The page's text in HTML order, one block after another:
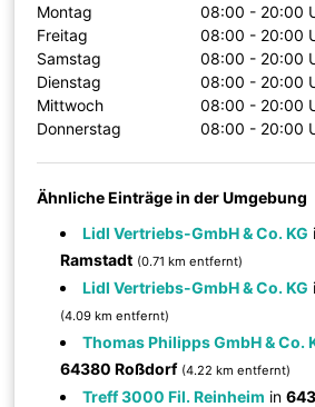
Montag
08:00 - 20:00
Freitag
08:00 - 20:00
Samstag
08:00 - 20:00
Dienstag
08:00 - 20:00
Mittwoch
08:00 - 20:00
Donnerstag
08:00 - 20:00
Ähnliche Einträge in der Umgebung
Lidl Vertriebs-GmbH & Co. KG
Ramstadt (0.71 km entfernt)
Lidl Vertriebs-GmbH & Co. KG
(4.09 km entfernt)
Thomas Philipps GmbH & Co.
64380 Roßdorf (4.22 km entfernt)
Treff 3000 Fil. Reinheim in